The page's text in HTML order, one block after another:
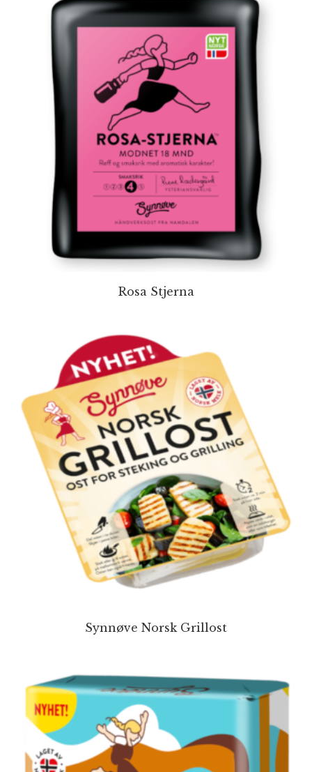
Rosa Stjerna
Synnøve Norsk Grillost